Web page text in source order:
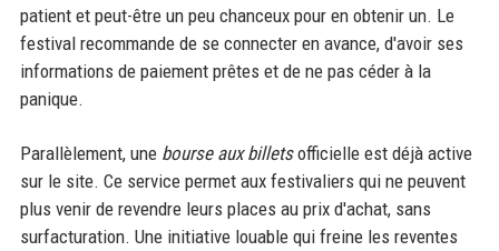
patient et peut-être un peu chanceux pour en obtenir un. Le
festival recommande de se connecter en avance, d'avoir ses
informations de paiement prêtes et de ne pas céder à la
panique.
Parallèlement, une bourse aux billetsofficielle est déjà active
sur le site. Ce service permet aux festivaliers qui ne peuvent
plus venir de revendre leurs places au prix d'achat, sans
surfacturation. Une initiative louable qui freine les reventes